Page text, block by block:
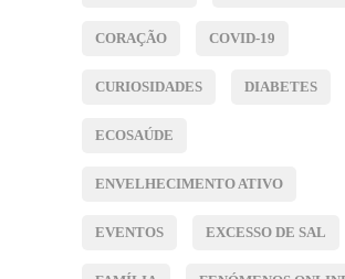
CORAÇÃO COVID-19
CURIOSIDADES DIABETES
ECOSAÚDE
ENVELHECIMENTO ATIVO
EVENTOS EXCESSO DE SAL